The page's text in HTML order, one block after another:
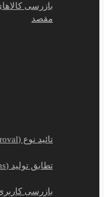
بازرسی
مقصد
تائید نوع (Type Approval)
تطابق تولید (Conformity of Productions)
بازرسی